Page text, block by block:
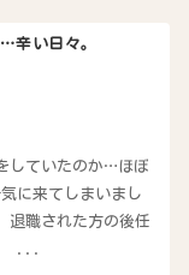
辛い日々。
していたのか…ほぼ
に来てしまいまし
退職された方の後任
。 ...